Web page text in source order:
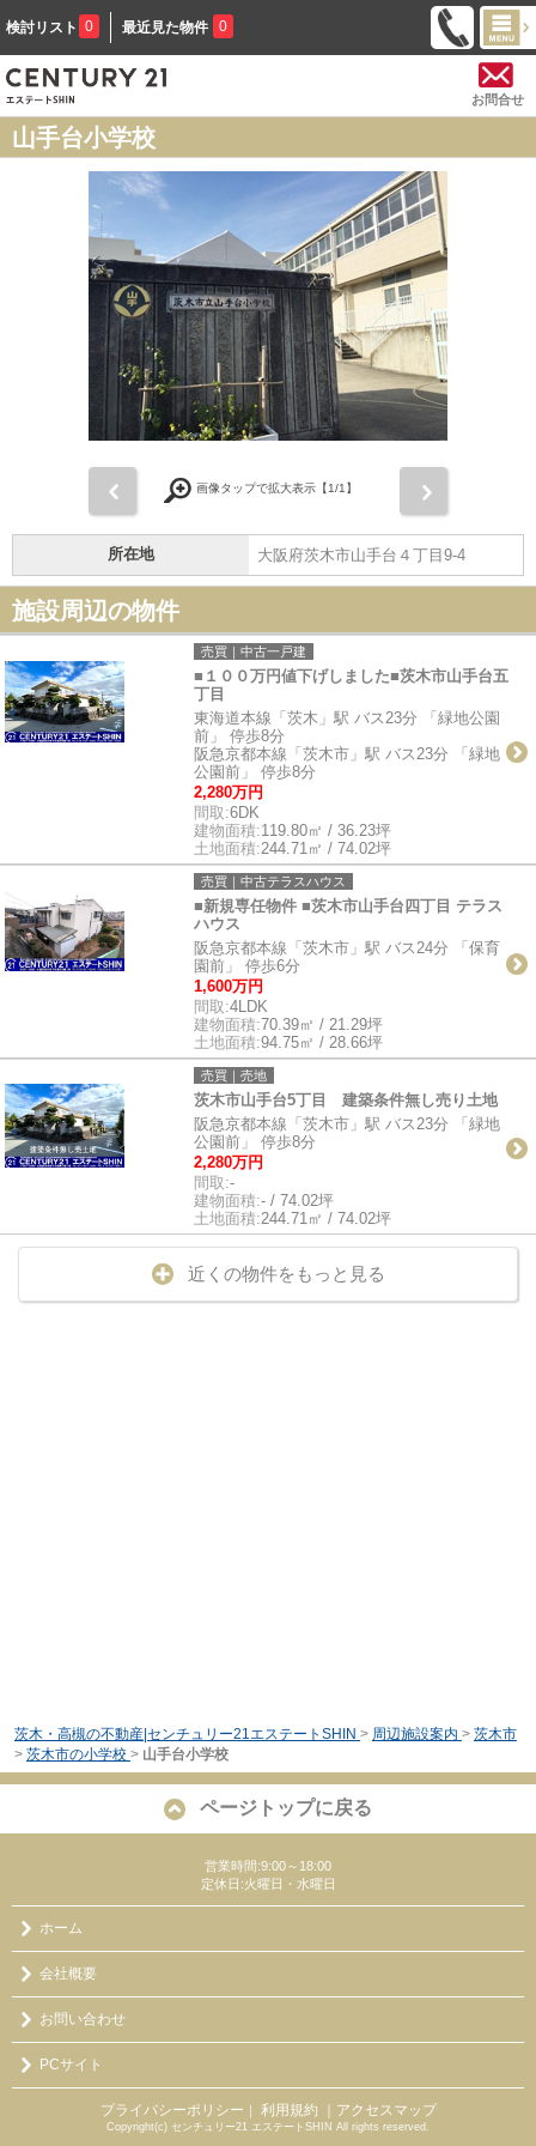
検討リスト 0 最近見た物件 0
お問合せ
山手台小学校
画像タップで拡大表示【1/1】
所在地 大阪府茨木市山手台４丁目9-4
施設周辺の物件
売買｜中古一戸建
■１００万円値下げしました■茨木市山手台五
丁目
東海道本線「茨木」駅 バス23分 「緑地公園
前」 停歩8分
阪急京都本線「茨木市」駅 バス23分 「緑地
公園前」 停歩8分
2,280万円
間取:6DK
建物面積:119.80㎡ / 36.23坪
土地面積:244.71㎡ / 74.02坪
売買｜中古テラスハウス
■新規専任物件 ■茨木市山手台四丁目 テラス
ハウス
阪急京都本線「茨木市」駅 バス24分 「保育
園前」 停歩6分
1,600万円
間取:4LDK
建物面積:70.39㎡ / 21.29坪
土地面積:94.75㎡ / 28.66坪
売買｜売地
茨木市山手台5丁目 建築条件無し売り土地
阪急京都本線「茨木市」駅 バス23分 「緑地
公園前」 停歩8分
2,280万円
間取:-
建物面積:- / 74.02坪
土地面積:244.71㎡ / 74.02坪
近くの物件をもっと見る
茨木・高槻の不動産|センチュリー21エステートSHIN > 周辺施設案内 > 茨木市
> 茨木市の小学校 > 山手台小学校
ページトップに戻る
営業時間:9:00～18:00
定休日:火曜日・水曜日
ホーム
会社概要
お問い合わせ
PCサイト
プライバシーポリシー ｜ 利用規約 ｜アクセスマップ
Copyright(c) センチュリー21 エステートSHIN All rights reserved.